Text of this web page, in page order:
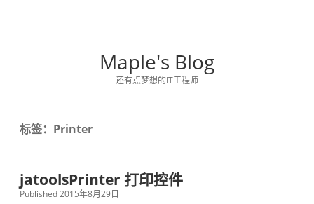
Maple's Blog
还有点梦想的IT工程师
标签：Printer
jatoolsPrinter 打印控件
Published 2015年8月29日